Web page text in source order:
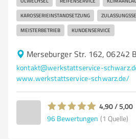
KAROSSERIEINSTANDSETZUNG
MEISTERBETRIEB KUNDENSERVICE
Merseburger Str. 162, 06242
kontakt@werkstattservice-
www.werkstattservice-schwarz.de/
4,90 / 5,00
96 Bewertungen (1 Quelle)